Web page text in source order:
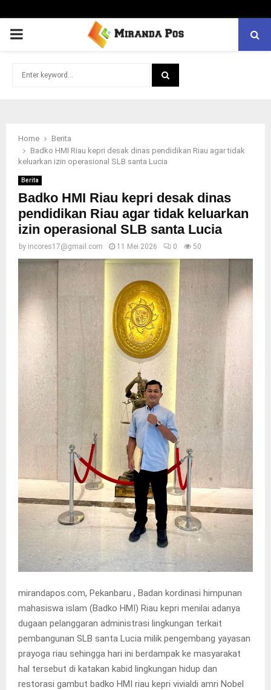
PRIMARY
Home
Berita
Badko HMI Riau kepri desak dinas pendidikan Riau agar tidak
keluarkan izin operasional SLB santa Lucia
Berita
Badko HMI Riau kepri desak dinas
pendidikan Riau agar tidak keluarkan
izin operasional SLB santa Lucia
by incores17@gmail.com 11 Mei 2026 0 50
mirandapos.com, Pekanbaru , Badan kordinasi himpunan
mahasiswa islam (Badko HMI) Riau kepri menilai adanya
dugaan pelanggaran administrasi lingkungan terkait
pembangunan SLB santa Lucia milik pengembang yayasan
prayoga riau sehingga hari ini berdampak ke masyarakat
hal tersebut di katakan kabid lingkungan hidup dan
restorasi gambut badko HMI riau kepri vivialdi amri Nobel